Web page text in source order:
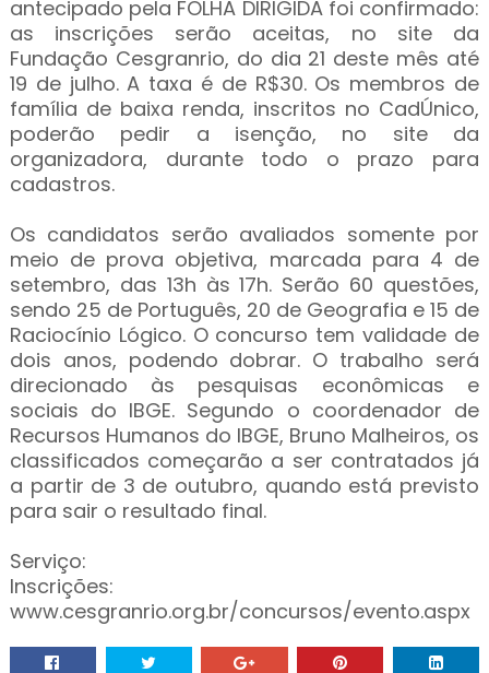
antecipado pela FOLHA DIRIGIDA foi confirmado:
as inscrições serão aceitas, no site da
Fundação Cesgranrio, do dia 21 deste mês até
19 de julho. A taxa é de R$30. Os membros de
família de baixa renda, inscritos no CadÚnico,
poderão pedir a isenção, no site da
organizadora, durante todo o prazo para
cadastros.
Os candidatos serão avaliados somente por
meio de prova objetiva, marcada para 4 de
setembro, das 13h às 17h. Serão 60 questões,
sendo 25 de Português, 20 de Geografia e 15 de
Raciocínio Lógico. O concurso tem validade de
dois anos, podendo dobrar. O trabalho será
direcionado às pesquisas econômicas e
sociais do IBGE. Segundo o coordenador de
Recursos Humanos do IBGE, Bruno Malheiros, os
classificados começarão a ser contratados já
a partir de 3 de outubro, quando está previsto
para sair o resultado final.
Serviço:
Inscrições:
www.cesgranrio.org.br/concursos/evento.aspx